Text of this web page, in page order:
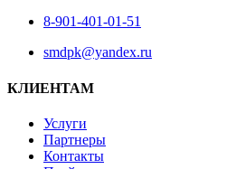
8-901-401-01-51
smdpk@yandex.ru
КЛИЕНТАМ
Услуги
Партнеры
Контакты